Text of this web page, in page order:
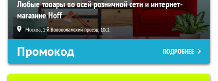
Любые товары во всей розничной сети и интернет-
магазине Hoff
Москва, 1-й Волоколамский проезд, 10с1
Промокод ПОДРОБНЕЕ